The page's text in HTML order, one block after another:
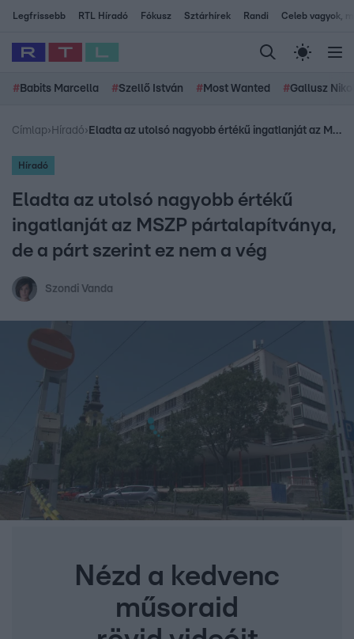
Legfrissebb RTL Híradó Fókusz Sztárhírek Randi Celeb vagyok,
# Babits Marcella #Szellő István # Most Wanted #Gallusz
Címlap› Híradó› Eladta az utolsó nagyobb értékű ingatlanját az MSZP pártalapítványa, de a párt szerint ez nem a vég
Híradó
Eladta az utolsó nagyobb értékű
ingatlanját az MSZP pártalapítványa,
de a párt szerint ez nem a vég
Szondi Vanda
Nézd a kedvenc
műsoraid